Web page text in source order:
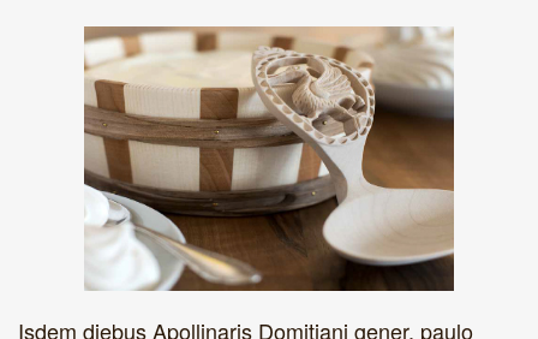
Isdem diebus Apollinaris Domitiani gener, paulo